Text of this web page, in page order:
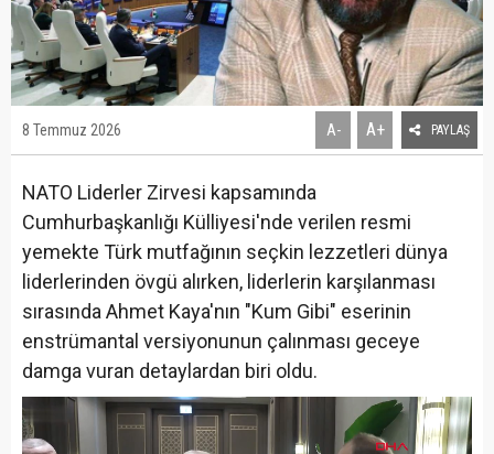
8 Temmuz 2026 A- A+ PAYLAŞ
NATO Liderler Zirvesi kapsamında
Cumhurbaşkanlığı Külliyesi'nde verilen resmi
yemekte Türk mutfağının seçkin lezzetleri dünya
liderlerinden övgü alırken, liderlerin karşılanması
sırasında Ahmet Kaya'nın "Kum Gibi" eserinin
enstrümantal versiyonunun çalınması geceye
damga vuran detaylardan biri oldu.